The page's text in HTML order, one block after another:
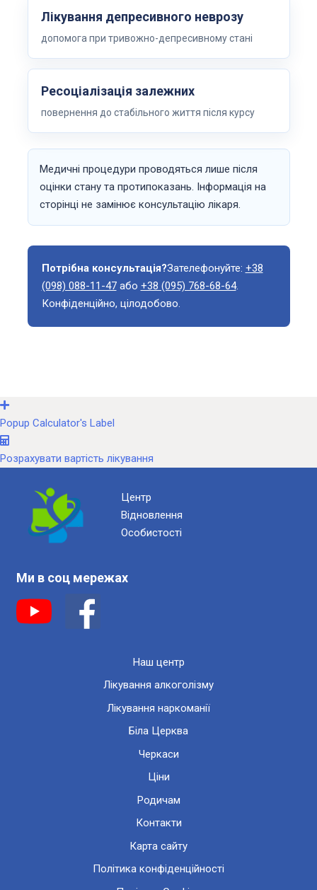
Лікування депресивного неврозу
допомога при тривожно-депресивному стані
Ресоціалізація залежних
повернення до стабільного життя після курсу
Медичні процедури проводяться лише після
оцінки стану та протипоказань. Інформація на
сторінці не замінює консультацію лікаря.
Потрібна консультація?Зателефонуйте: +38
(098) 088-11-47або +38 (095) 768-68-64.
Конфіденційно, цілодобово.
Popup Calculator's Label
Розрахувати вартість лікування
Центр
Відновлення
Особистості
Ми в соц мережах
Наш центр
Лікування алкоголізму
Лікування наркоманії
Біла Церква
Черкаси
Ціни
Родичам
Контакти
Карта сайту
Політика конфіденційності